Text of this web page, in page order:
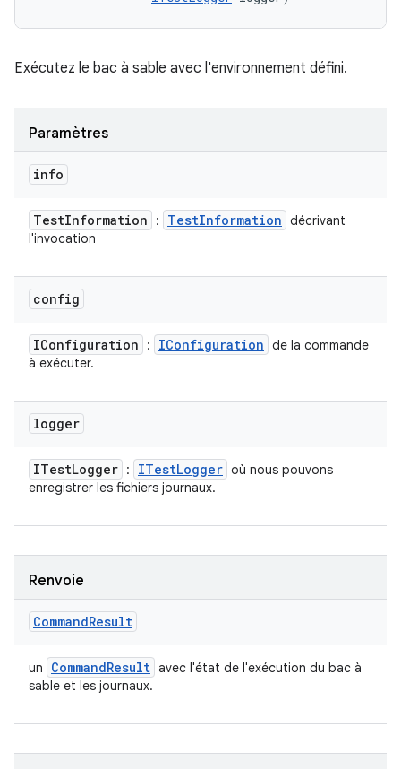
Exécutez le bac à sable avec l'environnement défini.
Paramètres
info
TestInformation : TestInformation décrivant
l'invocation
config
IConfiguration : IConfiguration de la commande
à exécuter.
logger
ITestLogger : ITestLogger où nous pouvons
enregistrer les fichiers journaux.
Renvoie
CommandResult
un CommandResult avec l'état de l'exécution du bac à
sable et les journaux.